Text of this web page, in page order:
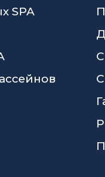
SPA